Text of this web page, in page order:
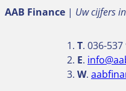
AAB Finance | Uw cijfers
T. 036-537
E.
W.